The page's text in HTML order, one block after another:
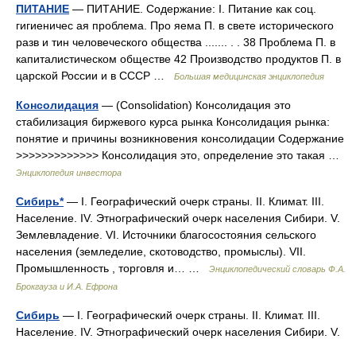
ПИТАНИЕ — ПИТАНИЕ. Содержание: I. Питание как соц.
гигиеничес ая проблема. Про яема П. в свете исторического
разв и тин человеческого общества ....... . . 38 Проблема П. в
капиталистическом обществе 42 Производство продуктов П. в
царской России и в СССР …
Большая медицинская энциклопедия
Консолидация — (Consolidation) Консолидация это
стабилизация биржевого курса рынка Консолидация рынка:
понятие и причины возникновения консолидации Содержание
>>>>>>>>>>>>> Консолидация это, определение это такая …
Энциклопедия инвестора
Сибирь*— I. Географический очерк страны. II. Климат. III.
Население. IV. Этнографический очерк населения Сибири. V.
Землевладение. VI. Источники благосостояния сельского
населения (земледелие, скотоводство, промыслы). VII.
Промышленность , торговля и… …
Энциклопедический словарь Ф.А.
Брокгауза и И.А. Ефрона
Сибирь — I. Географический очерк страны. II. Климат. III.
Население. IV. Этнографический очерк населения Сибири. V.